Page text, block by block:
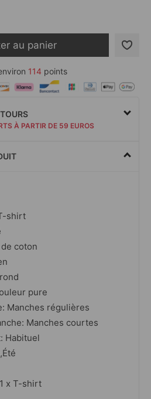
au panier
114 points
À PARTIR DE 59 EUROS
shirt
coton
pure
Manches régulières
Manches courtes
Habituel
x T-shirt